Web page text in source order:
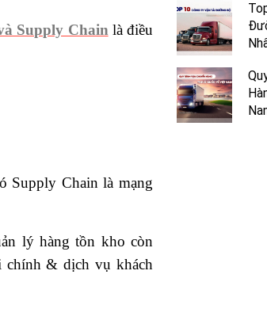
Supply Chain là điều
Supply Chain là mạng
lý hàng tồn kho còn
chính & dịch vụ khách